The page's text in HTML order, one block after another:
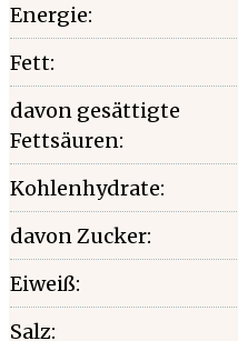
Energie:
Fett:
davon gesättigte
Fettsäuren:
Kohlenhydrate:
davon Zucker:
Eiweiß:
Salz: